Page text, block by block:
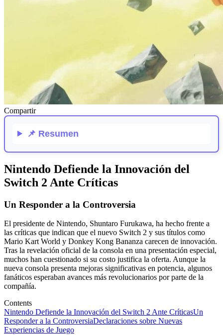
Compartir
📌 Resumen
Nintendo Defiende la Innovación del
Switch 2 Ante Críticas
Un Responder a la Controversia
El presidente de Nintendo, Shuntaro Furukawa, ha hecho frente a
las críticas que indican que el nuevo Switch 2 y sus títulos como
Mario Kart World y Donkey Kong Bananza carecen de innovación.
Tras la revelación oficial de la consola en una presentación especial,
muchos han cuestionado si su costo justifica la oferta. Aunque la
nueva consola presenta mejoras significativas en potencia, algunos
fanáticos esperaban avances más revolucionarios por parte de la
compañía.
Contents
Nintendo Defiende la Innovación del Switch 2 Ante CríticasUn
Responder a la ControversiaDeclaraciones sobre Nuevas
Experiencias de Juego